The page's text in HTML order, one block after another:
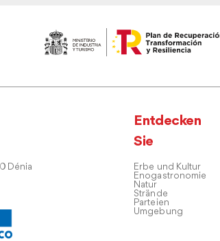
Dénia
Entdecken
Sie
Erbe und Kultur
Enogastronomie
Natur
Strände
Parteien
Umgebung